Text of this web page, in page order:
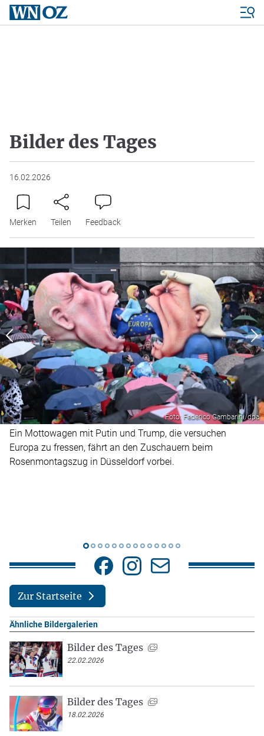
Bilder des Tages
16.02.2026
Merken Teilen Feedback
Foto: Federico Gambarini/dpa
Ein Mottowagen mit Putin und Trump, die versuchen
Europa zu fressen, fährt an den Zuschauern beim
Rosenmontagszug in Düsseldorf vorbei.
Zur Startseite
Ähnliche Bildergalerien
Bilder des Tages
22.02.2026
Bilder des Tages
18.02.2026